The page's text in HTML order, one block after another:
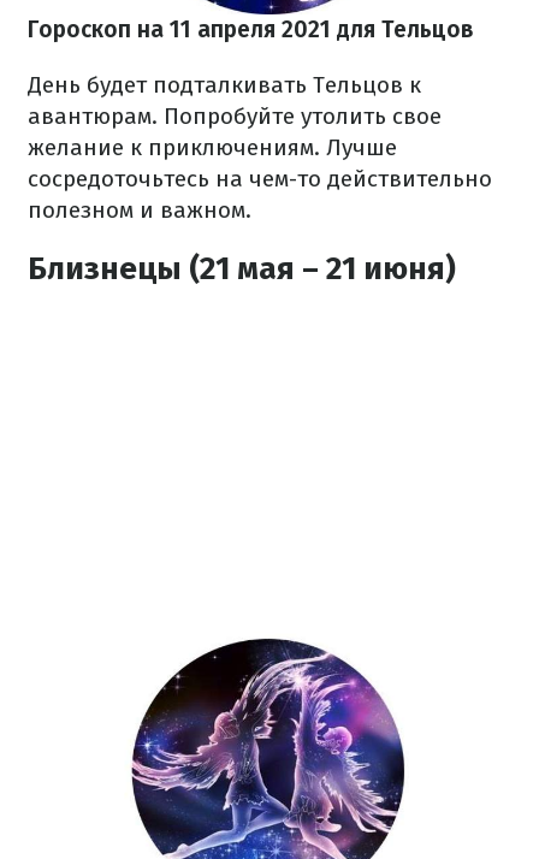
Гороскоп на 11 апреля 2021 для Тельцов
День будет подталкивать Тельцов к
авантюрам. Попробуйте утолить свое
желание к приключениям. Лучше
сосредоточьтесь на чем-то действительно
полезном и важном.
Близнецы (21 мая – 21 июня)